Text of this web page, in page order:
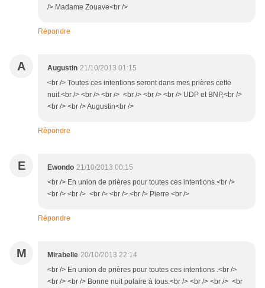
/> Madame Zouave<br />
Répondre
A Augustin 21/10/2013 01:15
<br /> Toutes ces intentions seront dans mes prières cette
nuit.<br /> <br /> <br /> <br /> <br /> <br /> UDP et BNP,<br />
<br /> <br /> Augustin<br />
Répondre
E Ewondo 21/10/2013 00:15
<br /> En union de prières pour toutes ces intentions.<br />
<br /> <br /> <br /> <br /> <br /> Pierre.<br />
Répondre
M Mirabelle 20/10/2013 22:14
<br /> En union de prières pour toutes ces intentions .<br />
<br /> <br /> Bonne nuit polaire à tous.<br /> <br /> <br /> <br